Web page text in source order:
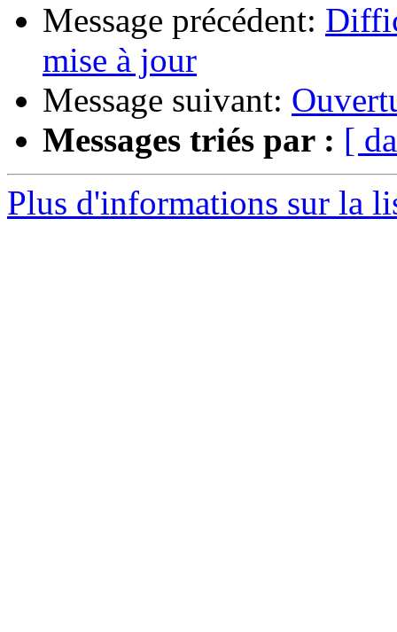
Message précédent:
mise à jour
Message suivant:
Messages triés par : [
Plus d'informations sur la